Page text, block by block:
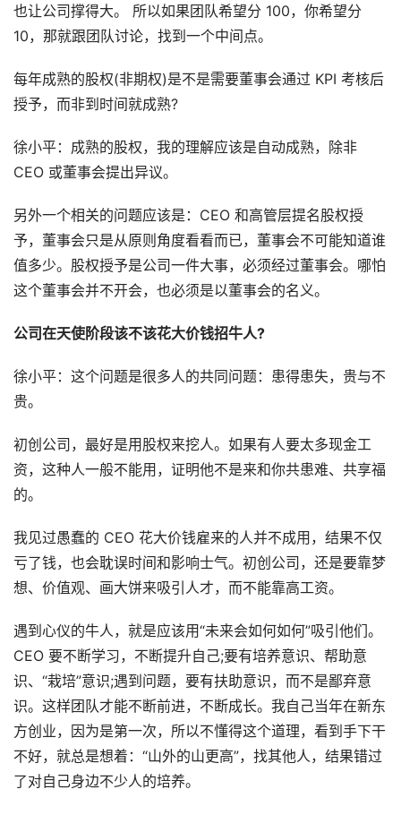
也让公司撑得大。 所以如果团队希望分 100，你希望分
10，那就跟团队讨论，找到一个中间点。
每年成熟的股权(非期权)是不是需要董事会通过 KPI 考核后
授予，而非到时间就成熟?
徐小平：成熟的股权，我的理解应该是自动成熟，除非
CEO 或董事会提出异议。
另外一个相关的问题应该是：CEO 和高管层提名股权授
予，董事会只是从原则角度看看而已，董事会不可能知道谁
值多少。股权授予是公司一件大事，必须经过董事会。哪怕
这个董事会并不开会，也必须是以董事会的名义。
公司在天使阶段该不该花大价钱招牛人?
徐小平：这个问题是很多人的共同问题：患得患失，贵与不
贵。
初创公司，最好是用股权来挖人。如果有人要太多现金工
资，这种人一般不能用，证明他不是来和你共患难、共享福
的。
我见过愚蠢的 CEO 花大价钱雇来的人并不成用，结果不仅
亏了钱，也会耽误时间和影响士气。初创公司，还是要靠梦
想、价值观、画大饼来吸引人才，而不能靠高工资。
遇到心仪的牛人，就是应该用“未来会如何如何”吸引他们。
CEO 要不断学习，不断提升自己;要有培养意识、帮助意
识、“栽培”意识;遇到问题，要有扶助意识，而不是鄙弃意
识。这样团队才能不断前进，不断成长。我自己当年在新东
方创业，因为是第一次，所以不懂得这个道理，看到手下干
不好，就总是想着：“山外的山更高”，找其他人，结果错过
了对自己身边不少人的培养。